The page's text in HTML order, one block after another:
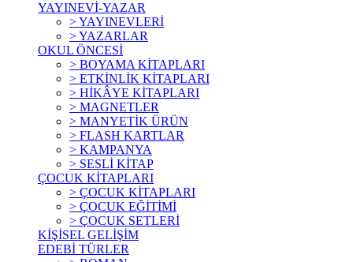
YAYINEVİ-YAZAR
> YAYINEVLERİ
> YAZARLAR
OKUL ÖNCESİ
> BOYAMA KİTAPLARI
> ETKİNLİK KİTAPLARI
> HİKÂYE KİTAPLARI
> MAGNETLER
> MANYETİK ÜRÜN
> FLASH KARTLAR
> KAMPANYA
> SESLİ KİTAP
ÇOCUK KİTAPLARI
> ÇOCUK KİTAPLARI
> ÇOCUK EĞİTİMİ
> ÇOCUK SETLERİ
KİŞİSEL GELİŞİM
EDEBİ TÜRLER